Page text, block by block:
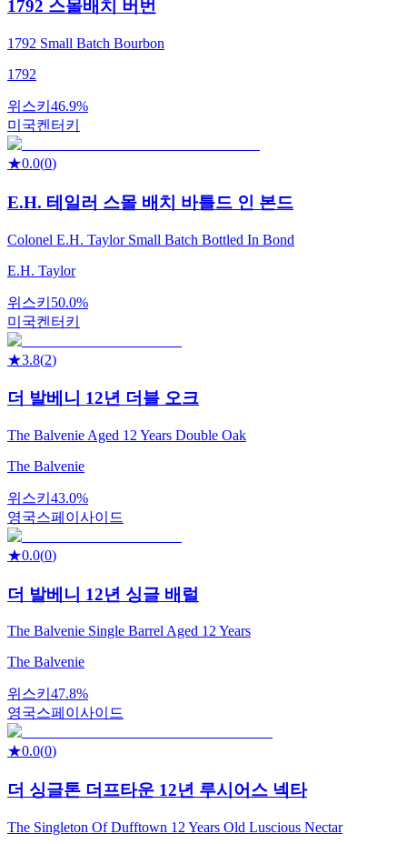
1792 스몰배치 버번
1792 Small Batch Bourbon
1792
위스키 46.9%
미국켄터키
★0.0(0)
E.H. 테일러 스몰 배치 바틀드 인 본드
Colonel E.H. Taylor Small Batch Bottled In Bond
E.H. Taylor
위스키 50.0%
미국켄터키
★3.8(2)
더 발베니 12년 더블 오크
The Balvenie Aged 12 Years Double Oak
The Balvenie
위스키 43.0%
영국스페이사이드
★0.0(0)
더 발베니 12년 싱글 배럴
The Balvenie Single Barrel Aged 12 Years
The Balvenie
위스키 47.8%
영국스페이사이드
★0.0(0)
더 싱글톤 더프타운 12년 루시어스 넥타
The Singleton Of Dufftown 12 Years Old Luscious Nectar